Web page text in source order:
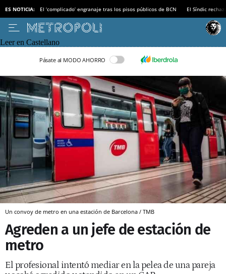
ES NOTICIA: El ‘complicado’ engranaje tras los pisos públicos de BCN El Síndic
Leer en Castellano
Pásate al MODO AHORRO
Un convoy de metro en una estación de Barcelona / TMB
Agreden a un jefe de estación de
metro
El profesional intentó mediar en la pelea de una pareja